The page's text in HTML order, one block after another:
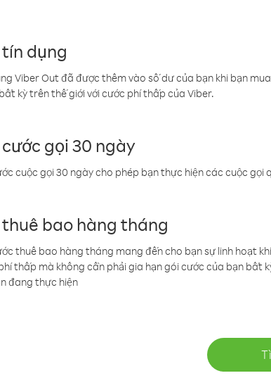
tín dụng
Viber Out đã được thêm vào số dư của bạn khi bạn
kỳ trên thế giới với cước phí thấp của Viber.
cước gọi 30 ngày
cuộc gọi 30 ngày cho phép bạn thực hiện các cuộc
thuê bao hàng tháng
thuê bao hàng tháng mang đến cho bạn sự linh hoạt
thấp mà không cần phải gia hạn gói cước của bạn bất
đang thực hiện